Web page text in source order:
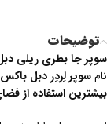
توضیحات
سوپر جا بطری ریلی دبل
نامسوپر لِردِر دبل باکس 110
بیشترین استفاده از